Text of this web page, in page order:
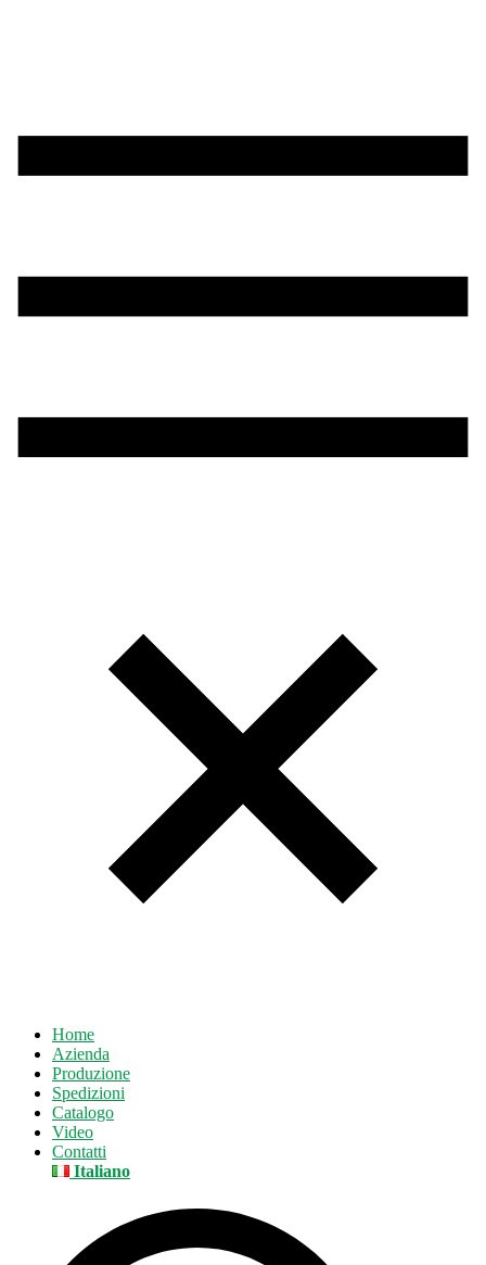
Home
Azienda
Produzione
Spedizioni
Catalogo
Video
Contatti
Italiano